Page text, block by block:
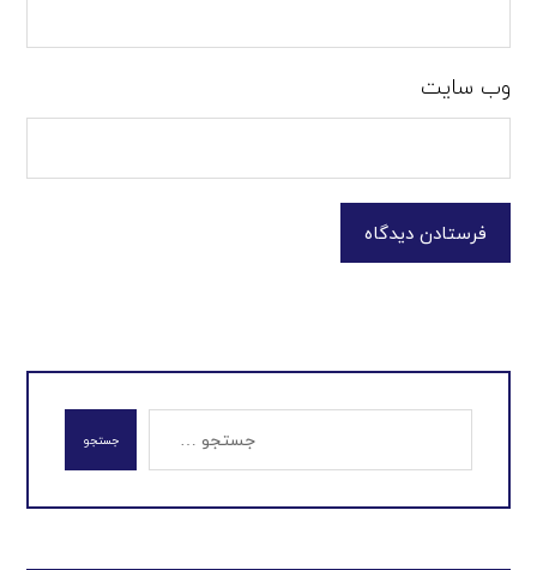
وب‌ سایت
فرستادن دیدگاه
جستجو